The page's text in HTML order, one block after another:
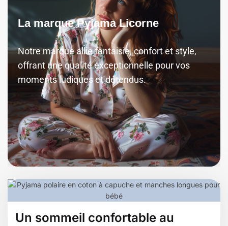
La marque Pyjama Licorne
Notre marque allie fantaisie, confort et style,
offrant une qualité exceptionnelle pour vos
moments ludiques et détendus.
Un sommeil confortable au